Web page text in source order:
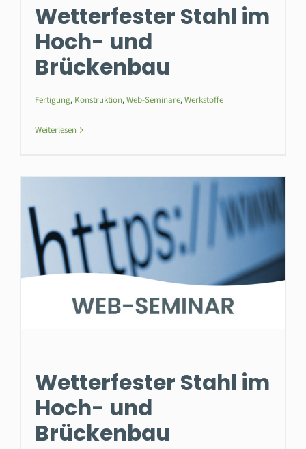
Wetterfester Stahl im
Hoch- und
Brückenbau
Fertigung, Konstruktion,Web-Seminare,Werkstoffe
Weiterlesen
Wetterfester Stahl im
Hoch- und
Brückenbau